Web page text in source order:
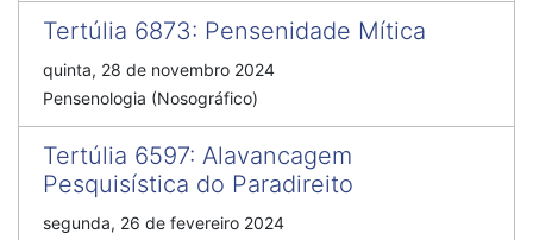
Tertúlia 6873: Pensenidade Mítica
quinta, 28 de novembro 2024
Pensenologia (Nosográfico)
Tertúlia 6597: Alavancagem
Pesquisística do Paradireito
segunda, 26 de fevereiro 2024